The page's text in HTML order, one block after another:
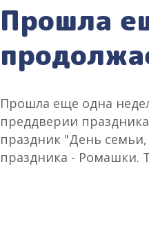
Прошла
Прошла еще одна
преддверии
праздник "День
праздника - Ромашки.